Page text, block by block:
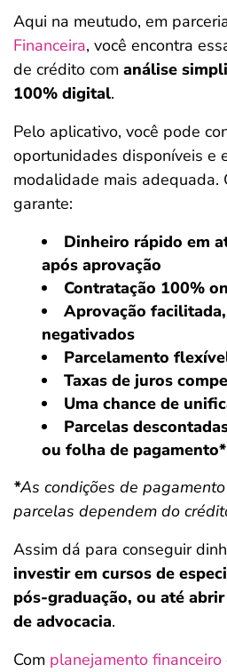
Aqui na meutudo, em
Financeira, você encontra
de crédito com análise
100% digital.
Pelo aplicativo, você pode
oportunidades disponíveis e
modalidade mais adequada.
garante:
Dinheiro rápido em
após aprovação
Contratação 100%
Aprovação
negativados
Parcelamento
Taxas de juros
Uma chance de
Parcelas
ou folha de pagamento*
*As condições de
parcelas dependem do
Assim dá para conseguir
investir em cursos de
pós-graduação, ou até
de advocacia.
Com planejamento financeiro